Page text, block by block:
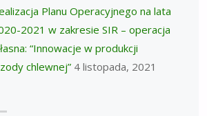
Planu Operacyjnego na lata
2021 w zakresie SIR – operacja
“Innowacje w produkcji
chlewnej” 4 listopada, 2021